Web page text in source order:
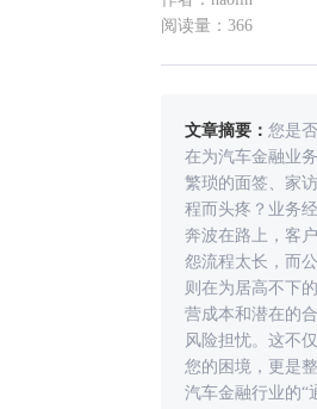
阅读量：366
文章摘要：您是
在为汽车金融业
繁琐的面签、家
程而头疼？业务
奔波在路上，客
怨流程太长，而公
则在为居高不下
营成本和潜在的
风险担忧。这不
您的困境，更是
汽车金融行业的“